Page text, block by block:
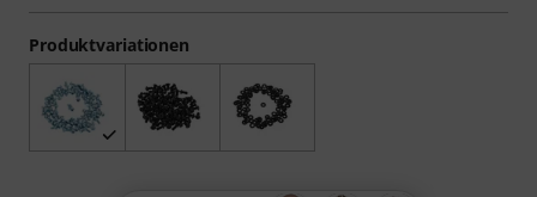
Produktvariationen